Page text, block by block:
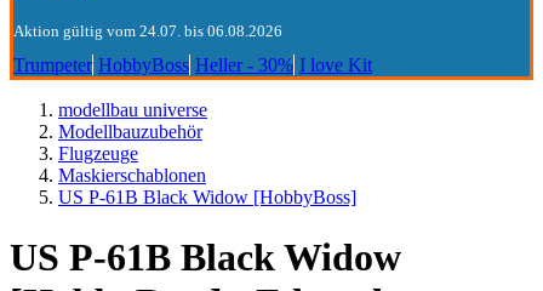
Aktion gültig vom 24.07. bis 06.08.2026
Trumpeter HobbyBoss Heller - 30% I love Kit
modellbau universe
Modellbauzubehör
Flugzeuge
Maskierschablonen
US P-61B Black Widow [HobbyBoss]
US P-61B Black Widow